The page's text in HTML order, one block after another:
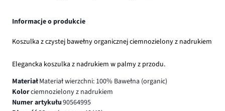
Informacje o produkcie
Koszulka z czystej bawełny organicznej ciemnozielony z nadrukiem
Elegancka koszulka z nadrukiem w palmy z przodu.
MateriałMateriał wierzchni: 100% Bawełna (organic)
Kolorciemnozielony z nadrukiem
Numer artykułu90564995